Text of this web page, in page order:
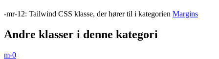
-mr-12: Tailwind CSS klasse, der hører til i kategorien Margins
Andre klasser i denne kategori
m-0